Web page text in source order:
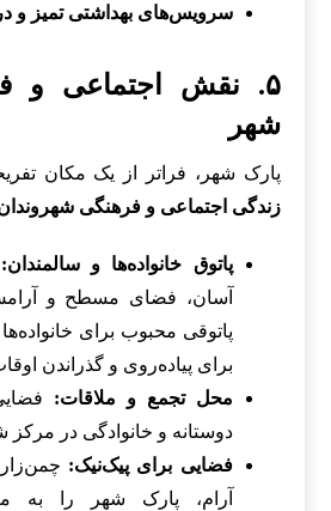
سرویس‌های بهداشتی تمیز و
۵. نقش اجتماعی و
شهر
پارک شهر، فراتر از یک مکان
زندگی اجتماعی و فرهنگی شهروندان
پاتوق خانواده‌ها و سالمندان:
آسان، فضای مسطح و
پاتوقی محبوب برای
برای پیاده‌روی و گذراندن
محل تجمع و ملاقات:
دوستانه و خانوادگی در مرکز
فضایی برای پیک‌نیک:
آرام، پارک شهر را به